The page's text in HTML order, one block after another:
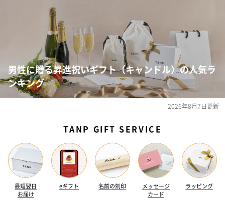
男性に贈る昇進祝いギフト（キャンドル）の人気ラ
ンキング
2026年8月7日更新
TANP GIFT SERVICE
最短翌日
お届け
eギフト 名前の刻印
メッセージ
カード
ラッピング